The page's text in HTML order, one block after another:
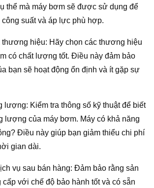
thể mà máy bơm sẽ được sử dụng để
suất và áp lực phù hợp.
hiệu: Hãy chọn các thương hiệu
có chất lượng tốt. Điều này đảm bảo
bạn sẽ hoạt động ổn định và ít gặp sự
lượng: Kiểm tra thông số kỹ thuật để biết
lượng của máy bơm. Máy có khả năng
Điều này giúp bạn giảm thiểu chi phí
gian dài.
vụ sau bán hàng: Đảm bảo rằng sản
với chế độ bảo hành tốt và có sẵn